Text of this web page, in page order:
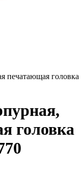
печатающая головка
головка